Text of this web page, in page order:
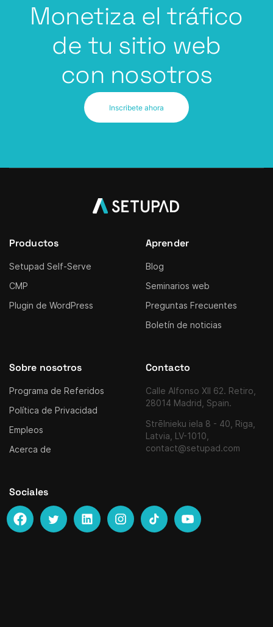
Monetiza el tráfico
de tu sitio web
con nosotros
Inscribete ahora
Productos
Setupad Self-Serve
CMP
Plugin de WordPress
Aprender
Blog
Seminarios web
Preguntas Frecuentes
Boletín de noticias
Sobre nosotros
Programa de Referidos
Política de Privacidad
Empleos
Acerca de
Contacto
Calle Alfonso XII 62. Retiro,
28014 Madrid, Spain.
Strēlnieku iela 8 - 40, Riga,
Latvia, LV-1010,
contact@setupad.com
Sociales